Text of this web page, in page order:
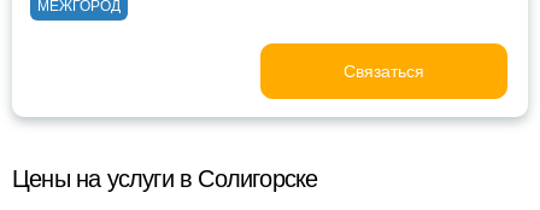
МЕЖГОРОД
Связаться
Цены на услуги в Солигорске